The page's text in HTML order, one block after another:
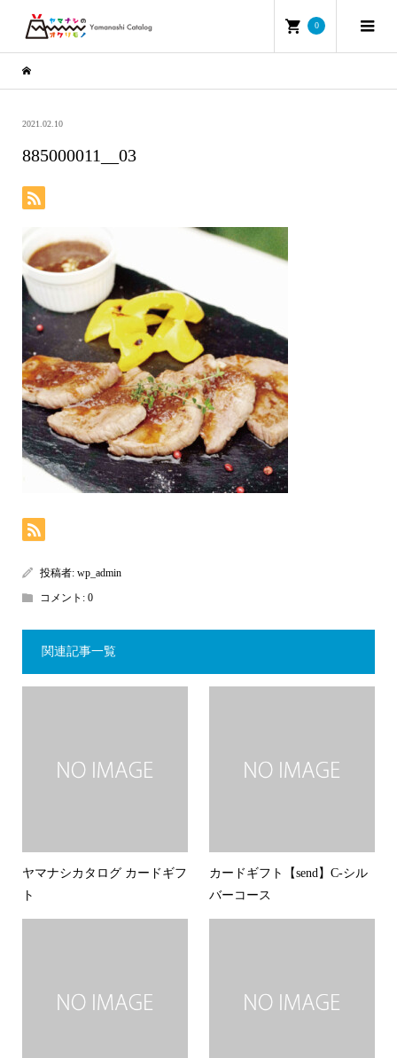
0
2021.02.10
885000011__03
投稿者: wp_admin
コメント: 0
関連記事一覧
ヤマナシカタログ カードギフ
ト
カードギフト【send】C-シル
バーコース